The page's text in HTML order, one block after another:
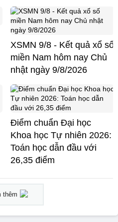
XSMN 9/8 - Kết quả xổ số
miền Nam hôm nay Chủ
nhật ngày 9/8/2026
Điểm chuẩn Đại học
Khoa học Tự nhiên 2026:
Toán học dẫn đầu với
26,35 điểm
thêm